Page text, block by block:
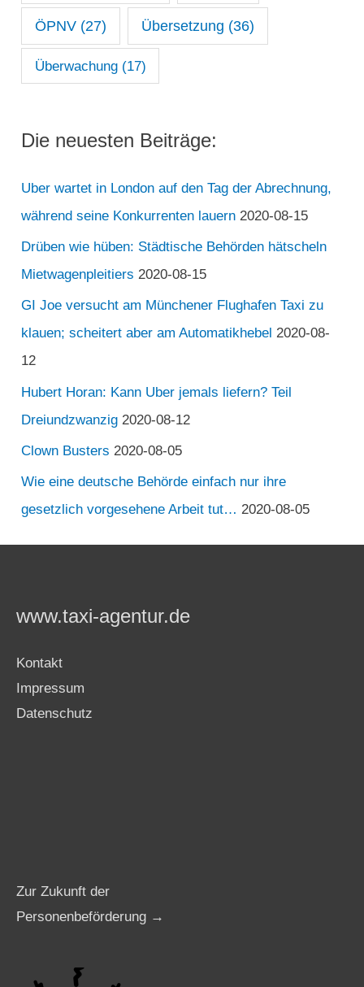
ÖPNV(27) Übersetzung (36)
Überwachung(17)
Die neuesten Beiträge:
Uber wartet in London auf den Tag der Abrechnung,
während seine Konkurrenten lauern 2020-08-15
Drüben wie hüben: Städtische Behörden hätscheln
Mietwagenpleitiers 2020-08-15
GI Joe versucht am Münchener Flughafen Taxi zu
klauen; scheitert aber am Automatikhebel 2020-08-
12
Hubert Horan: Kann Uber jemals liefern? Teil
Dreiundzwanzig 2020-08-12
Clown Busters 2020-08-05
Wie eine deutsche Behörde einfach nur ihre
gesetzlich vorgesehene Arbeit tut… 2020-08-05
www.taxi-agentur.de
Kontakt
Impressum
Datenschutz
Zur Zukunft der
Personenbeförderung →